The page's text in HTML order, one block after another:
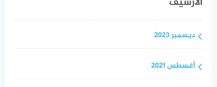
ديسمبر 2023
أغسطس 2021